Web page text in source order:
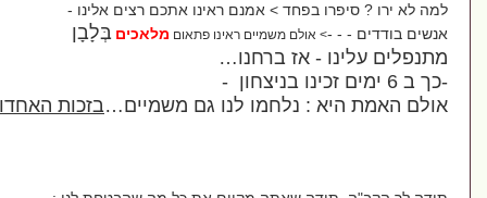
בפחד>אמנם ראינו אתכם רצים אלינו-
אולם משמיים ראינו פתאום מלאכיםבְּלָבָן
אז ברחנו…
-
נלחמו לנו גם משמיים…בזכות האחדות!